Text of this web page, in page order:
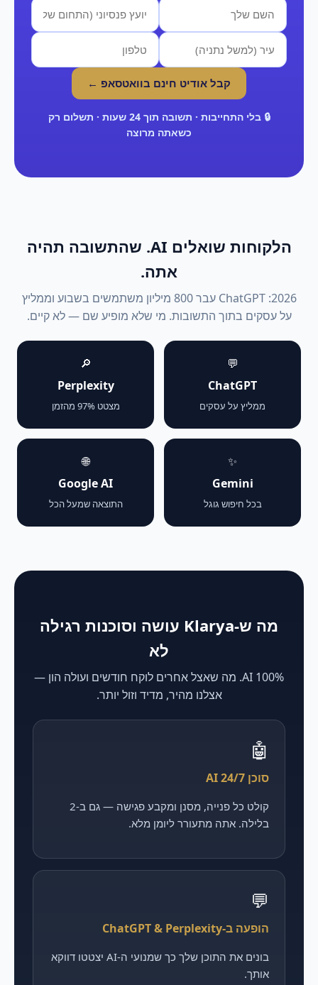
קבל אודיט חינם בוואטסאפ ←
🔒 בלי התחייבות · תשובה תוך 24 שעות · תשלום רק
כשאתה מרוצה
הלקוחות שואלים AI. שהתשובה תהיה
אתה.
2026: ChatGPT עבר 800 מיליון משתמשים בשבוע וממליץ
על עסקים בתוך התשובות. מי שלא מופיע שם — לא קיים.
💬
ChatGPT
ממליץ על עסקים
🔎
Perplexity
מצטט 97% מהזמן
✨
Gemini
בכל חיפוש גוגל
🌐
Google AI
התוצאה שמעל הכל
מה ש-Klarya עושה וסוכנות רגילה
לא
100% AI. מה שאצל אחרים לוקח חודשים ועולה הון —
אצלנו מהיר, מדיד וזול יותר.
🤖
סוכן AI 24/7
קולט כל פנייה, מסנן ומקבע פגישה — גם ב-2
בלילה. אתה מתעורר ליומן מלא.
💬
הופעה ב-ChatGPT & Perplexity
בונים את התוכן שלך כך שמנועי ה-AI יצטטו דווקא
אותך.